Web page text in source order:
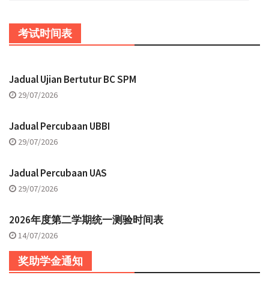
考试时间表
Jadual Ujian Bertutur BC SPM
29/07/2026
Jadual Percubaan UBBI
29/07/2026
Jadual Percubaan UAS
29/07/2026
2026年度第二学期统一测验时间表
14/07/2026
奖助学金通知